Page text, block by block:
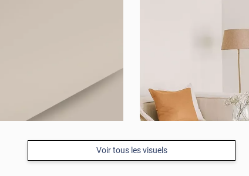
Voir tous les visuels